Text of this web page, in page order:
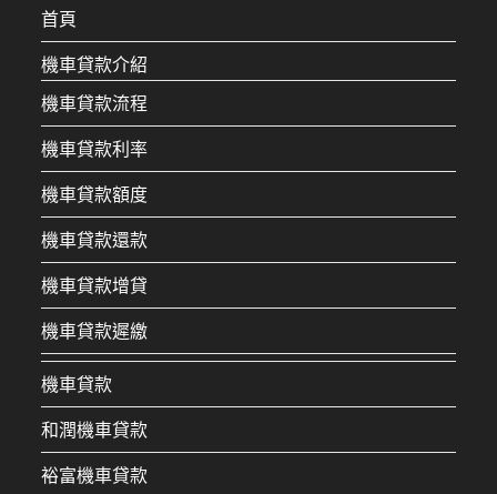
首頁
機車貸款介紹
機車貸款流程
機車貸款利率
機車貸款額度
機車貸款還款
機車貸款增貸
機車貸款遲繳
機車貸款
和潤機車貸款
裕富機車貸款